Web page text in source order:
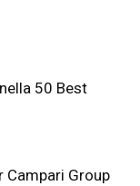
50 Best
Campari Group